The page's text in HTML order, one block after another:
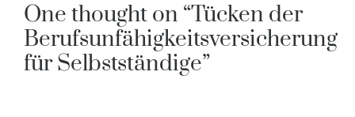
One thought on “Tücken der
Berufsunfähigkeitsversicherung
für Selbstständige”